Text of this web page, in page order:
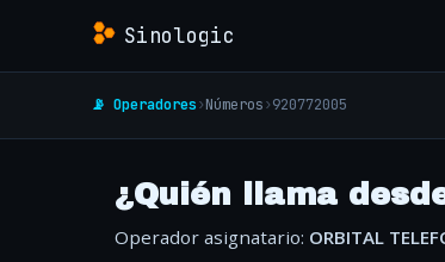
Sinologic
📡 Operadores›Números›920772005
¿Quién llama
Operador asignatario: ORBITAL